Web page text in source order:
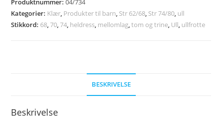
str
70
Kategorier: Klær Produkter til barn Str 62/68 Str 74/80 ull
Stikkord: 68 ,70 ,74 heldress mellomlag ,tom og trine Ull ullfrotte
BESKRIVELSE
Beskrivelse